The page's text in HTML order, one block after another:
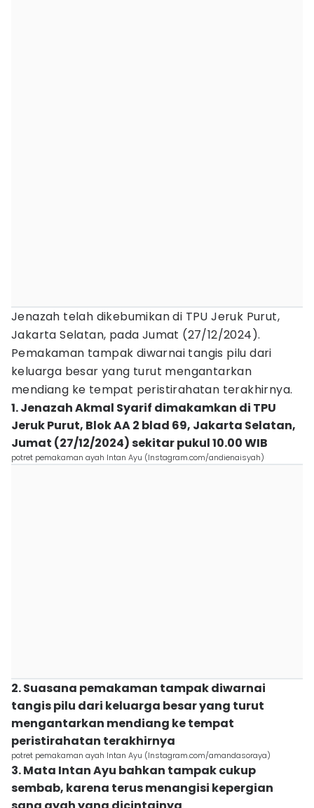
Jenazah telah dikebumikan di TPU Jeruk Purut,
Jakarta Selatan, pada Jumat (27/12/2024).
Pemakaman tampak diwarnai tangis pilu dari
keluarga besar yang turut mengantarkan
mendiang ke tempat peristirahatan terakhirnya.
1. Jenazah Akmal Syarif dimakamkan di TPU
Jeruk Purut, Blok AA 2 blad 69, Jakarta Selatan,
Jumat (27/12/2024) sekitar pukul 10.00 WIB
potret pemakaman ayah Intan Ayu (Instagram.com/andienaisyah)
2. Suasana pemakaman tampak diwarnai
tangis pilu dari keluarga besar yang turut
mengantarkan mendiang ke tempat
peristirahatan terakhirnya
potret pemakaman ayah Intan Ayu (Instagram.com/amandasoraya)
3. Mata Intan Ayu bahkan tampak cukup
sembab, karena terus menangisi kepergian